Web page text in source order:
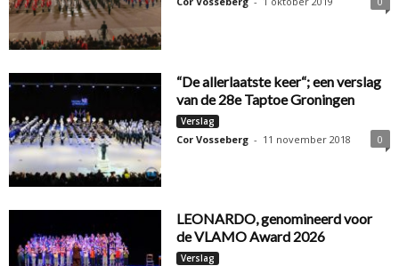
“De allerlaatste keer“; een verslag
van de 28e Taptoe Groningen
Verslag
Cor Vosseberg - 11 november 2018 0
LEONARDO, genomineerd voor
de VLAMO Award 2026
Verslag